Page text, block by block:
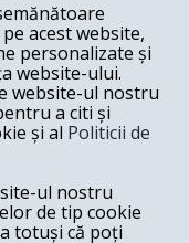
acest website,
personalizate și
website-ului.
website-ul nostru
a citi și
și al Politicii de
ul nostru
de tip cookie
totuși că poți